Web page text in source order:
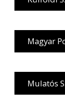
Magyar
Mulatós